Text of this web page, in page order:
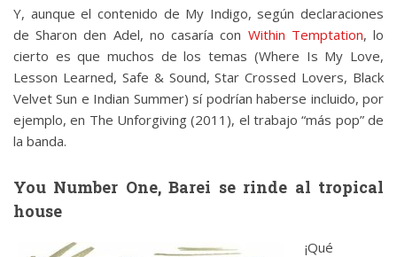
Y, aunque el contenido de My Indigo, según declaraciones
de Sharon den Adel, no casaría con Within Temptation, lo
cierto es que muchos de los temas (Where Is My Love,
Lesson Learned, Safe & Sound, Star Crossed Lovers, Black
Velvet Sun e Indian Summer) sí podrían haberse incluido, por
ejemplo, en The Unforgiving (2011), el trabajo “más pop” de
la banda.
You Number One, Barei se rinde al tropical
house
¡Qué